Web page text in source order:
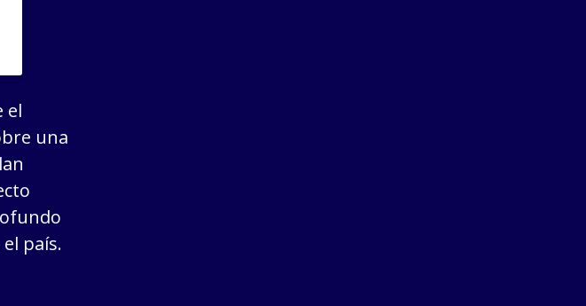
el
una
país.